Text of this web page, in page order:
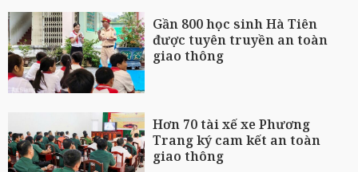
Gần 800 học sinh Hà Tiên
được tuyên truyền an toàn
giao thông
Hơn 70 tài xế xe Phương
Trang ký cam kết an toàn
giao thông